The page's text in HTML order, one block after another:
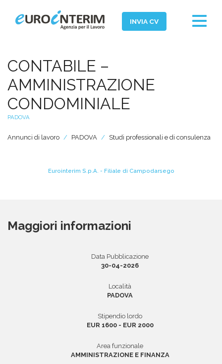
INVIA CV
Toggle
Chi Siamo
Aziende
Persone
Servizi
News ed Eventi
INVIA CV
CONTABILE –
AMMINISTRAZIONE
CONDOMINIALE
PADOVA
Annunci di lavoro PADOVA Studi professionali e di consulenza
Eurointerim S.p.A. - Filiale di Campodarsego
Maggiori informazioni
Data Pubblicazione
30-04-2026
Località
PADOVA
Stipendio lordo
EUR 1600 - EUR 2000
Area funzionale
AMMINISTRAZIONE E FINANZA